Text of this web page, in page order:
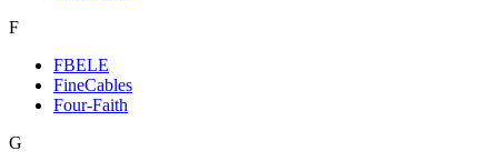
F
FBELE
FineCables
Four-Faith
G